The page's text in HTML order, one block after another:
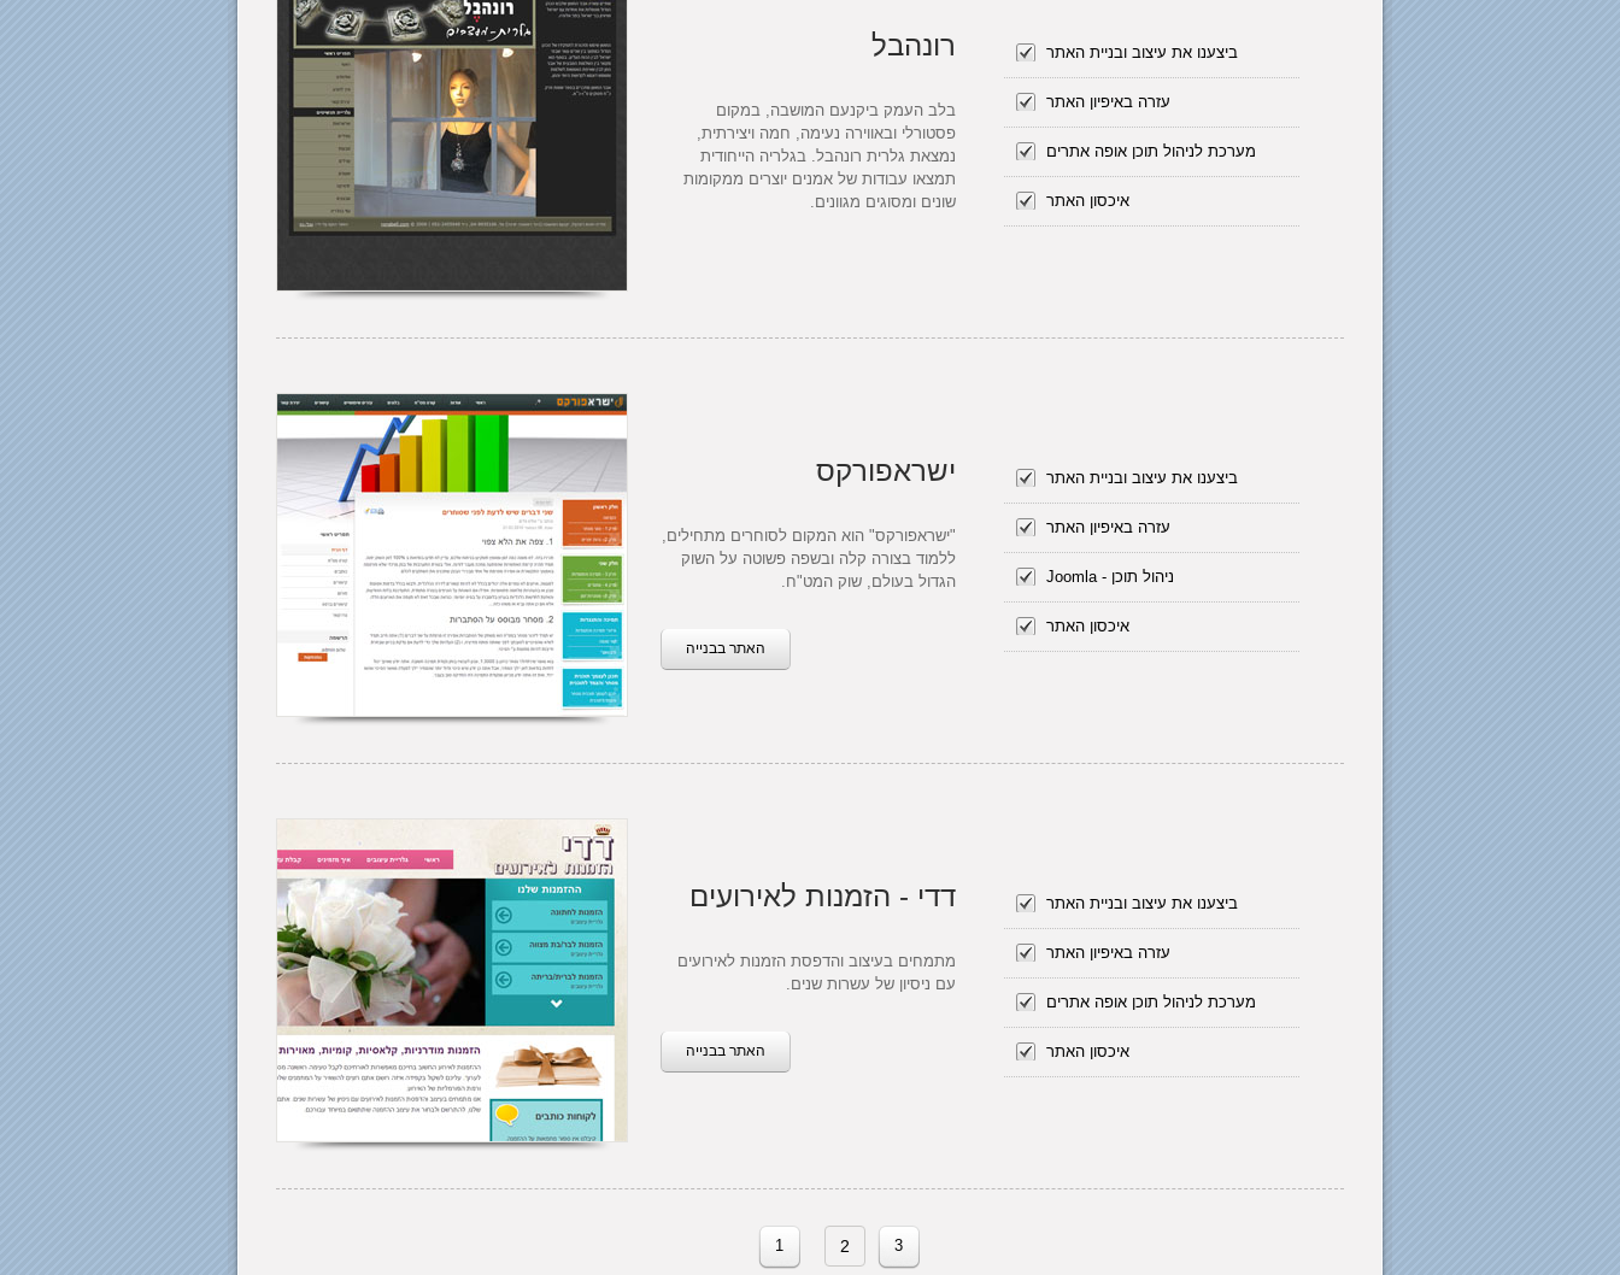
רונהבל
בלב העמק ביקנעם המושבה, במקום
פסטורלי ובאווירה נעימה, חמה ויצירתית,
נמצאת גלרית רונהבל. בגלריה הייחודית
תמצאו עבודות של אמנים יוצרים ממקומות
שונים ומסוגים מגוונים.
ביצענו את עיצוב ובניית האתר
עזרה באיפיון האתר
מערכת לניהול תוכן אופה אתרים
איכסון האתר
ישראפורקס
"ישראפורקס" הוא המקום לסוחרים מתחילים,
ללמוד בצורה קלה ובשפה פשוטה על השוק
הגדול בעולם, שוק המט"ח.
האתר בבנייה
ביצענו את עיצוב ובניית האתר
עזרה באיפיון האתר
Joomla - ניהול תוכן
איכסון האתר
דדי - הזמנות לאירועים
מתמחים בעיצוב והדפסת הזמנות לאירועים
עם ניסיון של עשרות שנים.
האתר בבנייה
ביצענו את עיצוב ובניית האתר
עזרה באיפיון האתר
מערכת לניהול תוכן אופה אתרים
איכסון האתר
1 2 3